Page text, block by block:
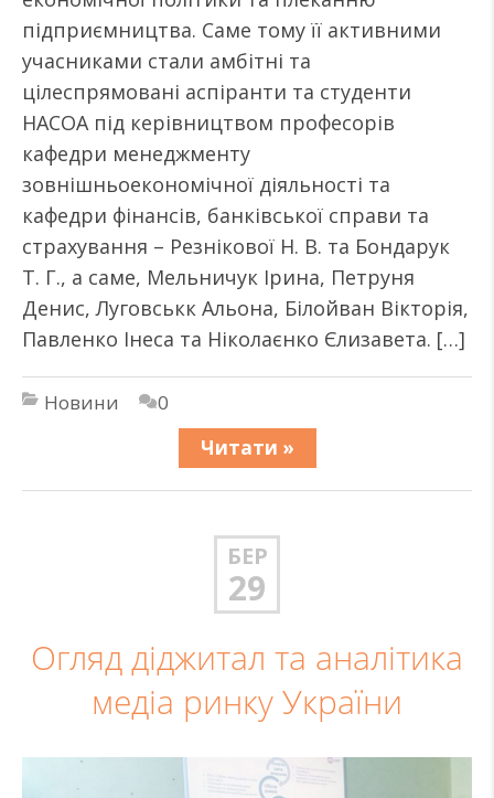
підприємництва. Саме тому її активними
учасниками стали амбітні та
цілеспрямовані аспіранти та студенти
НАСОА під керівництвом професорів
кафедри менеджменту
зовнішньоекономічної діяльності та
кафедри фінансів, банківської справи та
страхування – Резнікової Н. В. та Бондарук
Т. Г., а саме, Мельничук Ірина, Петруня
Денис, Луговськк Альона, Білойван Вікторія,
Павленко Інеса та Ніколаєнко Єлизавета. […]
Новини
0
Читати »
БЕР
29
Огляд діджитал та аналітика
медіа ринку України